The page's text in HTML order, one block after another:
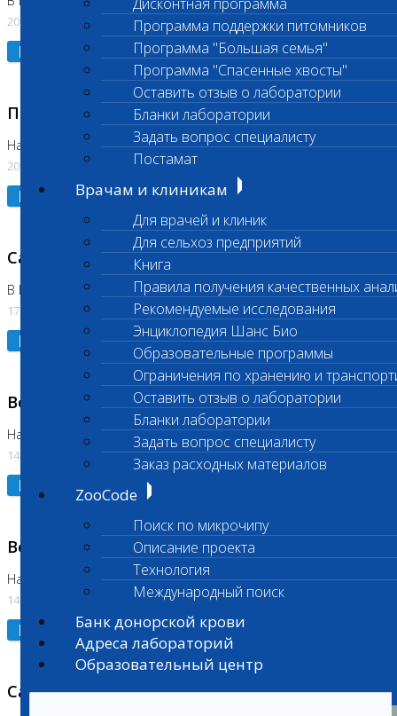
Программа поддержки питомников
Программа "Большая семья"
Программа "Спасенные хвосты"
Оставить отзыв о лаборатории
Бланки лаборатории
Задать вопрос специалисту
Постамат
Врачам и клиникам
Для врачей и клиник
Для сельхоз предприятий
Книга
Правила получения качественных
Рекомендуемые исследования
Энциклопедия Шанс Био
Образовательные программы
Ограничения по хранению и
Оставить отзыв о лаборатории
Бланки лаборатории
Задать вопрос специалисту
Заказ расходных материалов
ZooCode
Поиск по микрочипу
Описание проекта
Технология
Международный поиск
Банк донорской крови
Адреса лабораторий
Образовательный центр
20.07.2026
Подробнее
Приостановлено выполнение исследования
На Нагорной
20.07.2026
Подробнее
Санитарный день
В Бутово
17.07.2026
Подробнее
Возобновлено выполнение исследования
На Нагорной (Код 961, 962)
14.07.2026
Подробнее
Возобновлено выполнение исследования
На Нагорной (Код 157)
14.07.2026
Подробнее
Санитарный день